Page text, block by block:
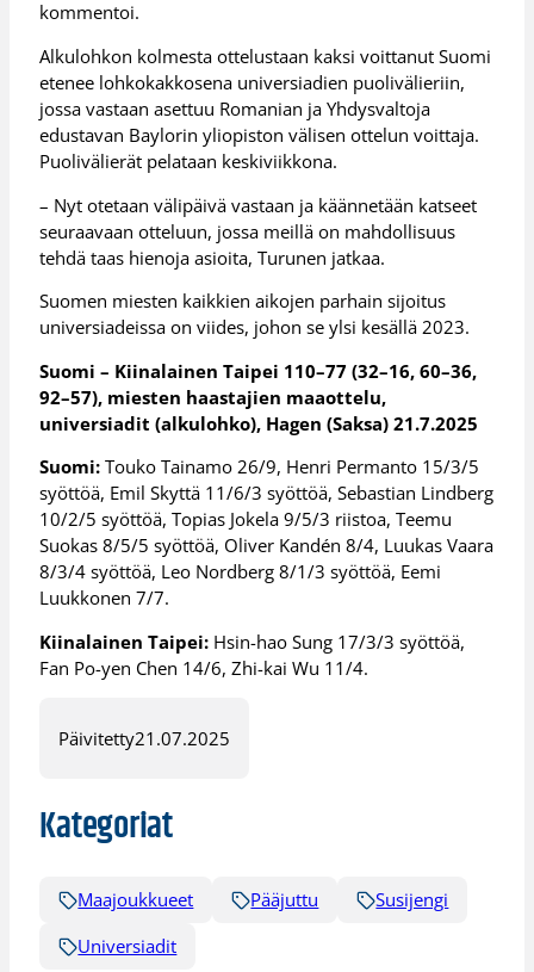
kommentoi.
Alkulohkon kolmesta ottelustaan kaksi voittanut Suomi
etenee lohkokakkosena universiadien puolivälieriin,
jossa vastaan asettuu Romanian ja Yhdysvaltoja
edustavan Baylorin yliopiston välisen ottelun voittaja.
Puolivälierät pelataan keskiviikkona.
– Nyt otetaan välipäivä vastaan ja käännetään katseet
seuraavaan otteluun, jossa meillä on mahdollisuus
tehdä taas hienoja asioita, Turunen jatkaa.
Suomen miesten kaikkien aikojen parhain sijoitus
universiadeissa on viides, johon se ylsi kesällä 2023.
Suomi – Kiinalainen Taipei 110–77 (32–16, 60–36,
92–57), miesten haastajien maaottelu,
universiadit (alkulohko), Hagen (Saksa) 21.7.2025
Suomi: Touko Tainamo 26/9, Henri Permanto 15/3/5
syöttöä, Emil Skyttä 11/6/3 syöttöä, Sebastian Lindberg
10/2/5 syöttöä, Topias Jokela 9/5/3 riistoa, Teemu
Suokas 8/5/5 syöttöä, Oliver Kandén 8/4, Luukas Vaara
8/3/4 syöttöä, Leo Nordberg 8/1/3 syöttöä, Eemi
Luukkonen 7/7.
Kiinalainen Taipei: Hsin-hao Sung 17/3/3 syöttöä,
Fan Po-yen Chen 14/6, Zhi-kai Wu 11/4.
Päivitetty21.07.2025
Kategoriat
Maajoukkueet Pääjuttu
Susijengi
Universiadit